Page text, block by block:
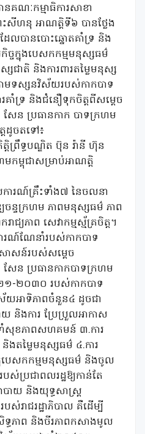
គណៈកម្មាធិការសាខា
ះសីហនុ អាណត្តិទី៦ បានថ្លែង
បានបោះឆ្នោតគាំទ្រ និង
ច្ចក្នុងបេសកកម្មមនុស្សធម៌
ស្សជាតិ និងការពារតម្លៃមនុស្ស
មទស្សនវិស័យរបស់កាកបាទ
គាំទ្រ និងជំនឿទុកចិត្តពីសម្តេច
សែន ប្រធានកាក បាទក្រហម
ត្តដូចតទៅ៖
ព្រឹទ្ធបណ្ឌិត ប៊ុន រ៉ានី ហ៊ុន
កម្ពុជាសម្រាប់អាណត្តិ
លការណ៍គ្រឹះទាំង៧ នៃចលនា
ចន្ទក្រហម ភាពមនុស្សធម៌ ភាព
ជ្យភាព សេវាកម្មស្ម័គ្រចិត្ត។
ារណ៍ណែនាំរបស់កាកបាទ
ាសន៍របស់សម្ដេច
សែន ប្រធានកាកបាទក្រហម
២១-២០៣០ របស់កាកបាទ
ស័យអាទិភាពចំនួន៤ ដូចជា
យ និងការ ប្រែប្រួលអាកាស
ាំសុខភាពសហគមន៍ ៣.ការ
តម្លៃមនុស្សធម៌ ៤.ការ
តុបេសកកម្មមនុស្សធម៌ និងចូល
ស់ប្រជាពលរដ្ឋឱ្យកាន់តែ
យ និងយុទ្ធសាស្រ្ត
ាជរដ្ឋាភិបាល គឺដើម្បី
ធភាព និងចីរភាពកសាងមូល